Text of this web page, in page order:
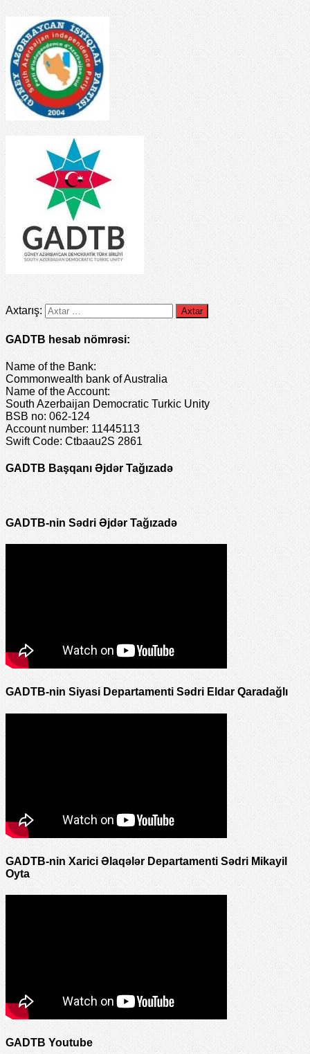
Axtarış:
GADTB hesab nömrəsi:
Name of the Bank:
Commonwealth bank of Australia
Name of the Account:
South Azerbaijan Democratic Turkic Unity
BSB no: 062-124
Account number: 11445113
Swift Code: Ctbaau2S 2861
GADTB Başqanı Əjdər Tağızadə
GADTB-nin Sədri Əjdər Tağızadə
GADTB-nin Siyasi Departamenti Sədri Eldar Qaradağlı
GADTB-nin Xarici Əlaqələr Departamenti Sədri Mikayil
Oyta
GADTB Youtube